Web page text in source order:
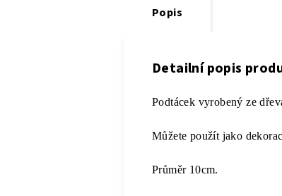
Popis
Detailní popis
Podtácek vyrobený ze
Můžete použít jako
Průměr 10cm.